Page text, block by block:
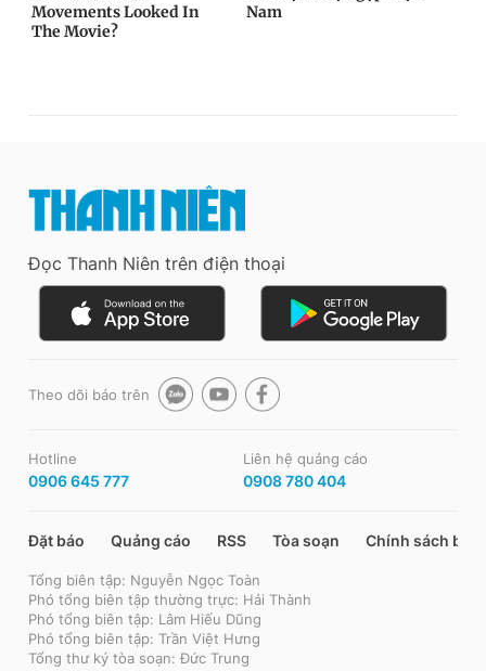
Đọc Thanh Niên trên điện thoại
Theo dõi báo trên
Hotline
0906 645 777
Liên hệ quảng cáo
0908 780 404
Đặt báo Quảng cáo RSS Tòa soạn Chính sách bảo
Tổng biên tập: Nguyễn Ngọc Toàn
Phó tổng biên tập thường trực: Hải Thành
Phó tổng biên tập: Lâm Hiếu Dũng
Phó tổng biên tập: Trần Việt Hưng
Tổng thư ký tòa soạn: Đức Trung